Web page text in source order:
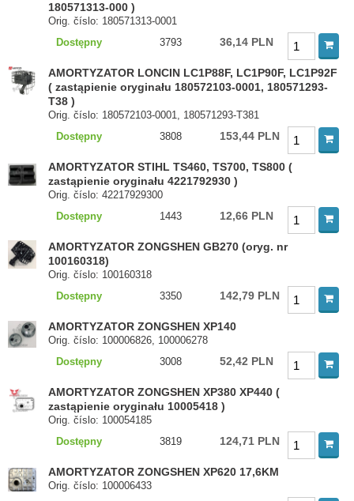
180571313-000 )
Orig. číslo: 180571313-0001
Dostępny
3793 36,14 PLN
AMORTYZATOR LONCIN LC1P88F, LC1P90F, LC1P92F
( zastąpienie oryginału 180572103-0001, 180571293-
T38 )
Orig. číslo: 180572103-0001, 180571293-T381
Dostępny
3808 153,44 PLN
AMORTYZATOR STIHL TS460, TS700, TS800 (
zastąpienie oryginału 4221792930 )
Orig. číslo: 42217929300
Dostępny
1443 12,66 PLN
AMORTYZATOR ZONGSHEN GB270 (oryg. nr
100160318)
Orig. číslo: 100160318
Dostępny
3350 142,79 PLN
AMORTYZATOR ZONGSHEN XP140
Orig. číslo: 100006826, 100006278
Dostępny
3008 52,42 PLN
AMORTYZATOR ZONGSHEN XP380 XP440 (
zastąpienie oryginału 10005418 )
Orig. číslo: 100054185
Dostępny
3819 124,71 PLN
AMORTYZATOR ZONGSHEN XP620 17,6KM
Orig. číslo: 100006433